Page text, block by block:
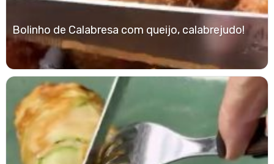
Bolinho de Calabresa com queijo, calabrejudo!